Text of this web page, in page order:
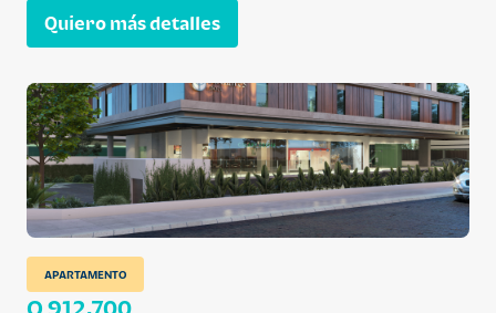
Quiero más detalles
APARTAMENTO
Q 912,700